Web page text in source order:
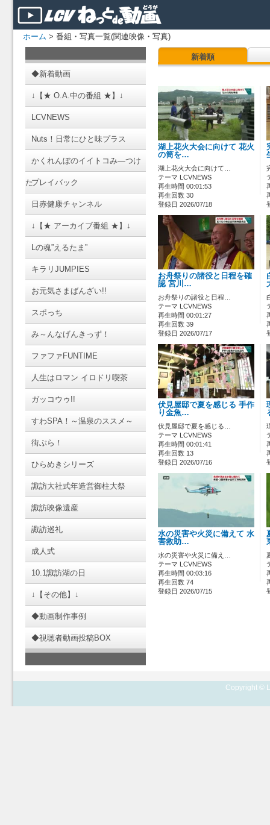
ホーム > 番組・写真一覧(関連映像・写真)
◆新着動画
↓【★ O.A.中の番組 ★】↓
LCVNEWS
Nuts！日常にひと味プラス
かくれんぼのイイトコみ―つけ
たプレイバック
日赤健康チャンネル
↓【★ アーカイブ番組 ★】↓
Lの魂”えるたま”
キラリJUMPIES
お元気さまばんざい!!
スポっち
み～んなげんきっず！
ファファFUNTIME
人生はロマン イロドリ喫茶
ガッコウゥ!!
すわSPA！～温泉のススメ～
街ぶら！
ひらめきシリーズ
諏訪大社式年造営御柱大祭
諏訪映像遺産
諏訪巡礼
成人式
10.1諏訪湖の日
↓【その他】↓
◆動画制作事例
◆視聴者動画投稿BOX
新着順
湖上花火大会に向けて 花火
の筒を…
湖上花火大会に向けて…
テーマ LCVNEWS
再生時間 00:01:53
再生回数 30
登録日 2026/07/18
お舟祭りの諸役と日程を確
認 宮川…
お舟祭りの諸役と日程…
テーマ LCVNEWS
再生時間 00:01:27
再生回数 39
登録日 2026/07/17
伏見屋邸で夏を感じる 手作
り金魚…
伏見屋邸で夏を感じる…
テーマ LCVNEWS
再生時間 00:01:41
再生回数 13
登録日 2026/07/16
水の災害や火災に備えて 水
害救助…
水の災害や火災に備え…
テーマ LCVNEWS
再生時間 00:03:16
再生回数 74
登録日 2026/07/15
Copyright ©